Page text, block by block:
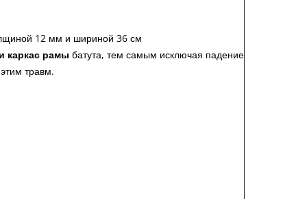
12 мм и шириной 36 см
каркас рамы батута, тем самым исключая падение
травм.